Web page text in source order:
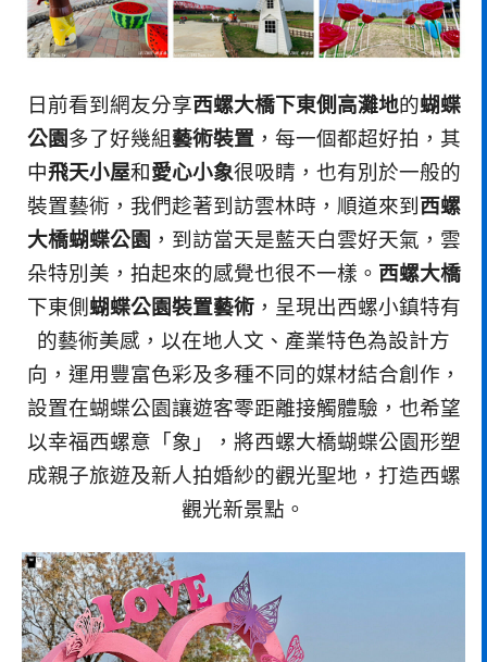
日前看到網友分享西螺大橋下東側高灘地的蝴蝶
公園多了好幾組藝術裝置 ，每一個都超好拍，其
中飛天小屋和愛心小象很吸睛，也有別於一般的
裝置藝術，我們趁著到訪雲林時，順道來到 西螺
大橋蝴蝶公園 ，到訪當天是藍天白雲好天氣，雲
朵特別美，拍起來的感覺也很不一樣。 西螺大橋
下東側蝴蝶公園裝置藝術，呈現出西螺小鎮特有
的藝術美感，以在地人文、產業特色為設計方
向，運用豐富色彩及多種不同的媒材結合創作，
設置在蝴蝶公園讓遊客零距離接觸體驗，也希望
以幸福西螺意「象」，將西螺大橋蝴蝶公園形塑
成親子旅遊及新人拍婚紗的觀光聖地，打造西螺
觀光新景點。